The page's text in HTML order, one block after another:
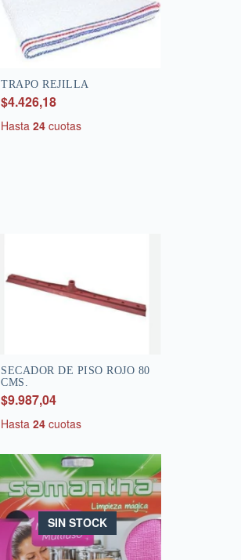
TRAPO REJILLA
$4.426,18
Hasta24 cuotas
SECADOR DE PISO ROJO 80
CMS.
$9.987,04
Hasta24 cuotas
SIN STOCK